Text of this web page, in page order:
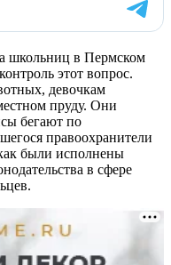
школьниц в Пермском
этот вопрос.
девочкам
пруду. Они
бегают по
правоохранители
были исполнены
в сфере